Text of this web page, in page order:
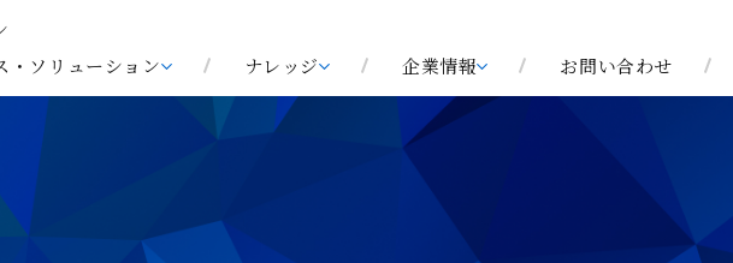
・ソリューション ナレッジ 企業情報 お問い合わせ